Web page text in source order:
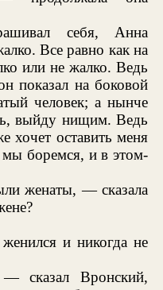
себя, Анна
Все равно как на
или не жалко. Ведь
показал на боковой
человек; а нынче
выйду нищим. Ведь
хочет оставить меня
боремся, и в этом-
женаты, — сказала
и никогда не
сказал Вронский,